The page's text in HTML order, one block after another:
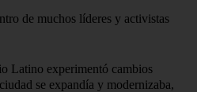
de muchos líderes y activistas
Latino experimentó cambios
se expandía y modernizaba,